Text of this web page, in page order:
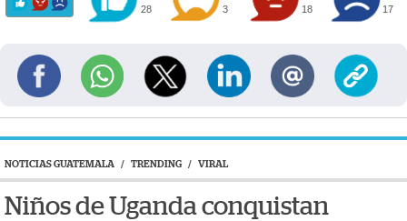
28 3 18 17
NOTICIAS GUATEMALA / TRENDING / VIRAL
Niños de Uganda conquistan